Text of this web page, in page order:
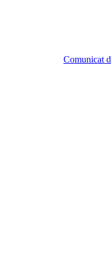
Comunicat